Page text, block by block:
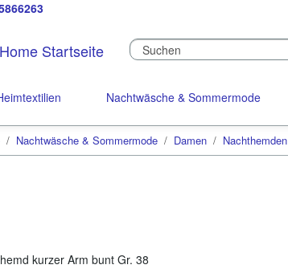
Nachtwäsche & Sommermode
Nachtwäsche & Sommermode Damen Nachthemden